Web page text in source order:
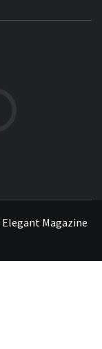
Elegant Magazine